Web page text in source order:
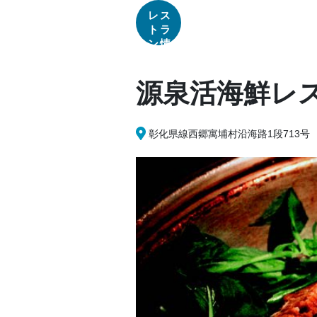
レス
トラ
ン情
源泉活海鮮レ
彰化県線西郷寓埔村沿海路1段713号